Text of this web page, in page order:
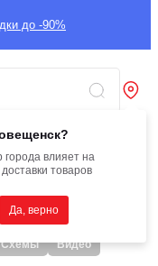
до -90%
влияет на
товаров
Да, верно
Схемы Видео